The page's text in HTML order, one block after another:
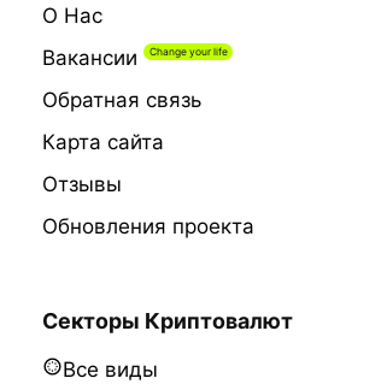
О Нас
Вакансии
Обратная связь
Карта сайта
Отзывы
Обновления проекта
Секторы Криптовалют
Все виды